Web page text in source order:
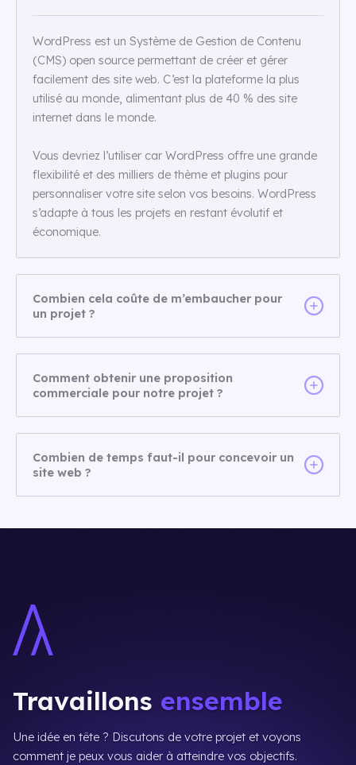
WordPress est un Système de Gestion de Contenu
(CMS) open source permettant de créer et gérer
facilement des site web. C’est la plateforme la plus
utilisé au monde, alimentant plus de 40 % des site
internet dans le monde.
Vous devriez l’utiliser car WordPress offre une grande
flexibilité et des milliers de thème et plugins pour
personnaliser votre site selon vos besoins. WordPress
s’adapte à tous les projets en restant évolutif et
économique.
Combien cela coûte de m’embaucher pour
un projet ?
Comment obtenir une proposition
commerciale pour notre projet ?
Combien de temps faut-il pour concevoir un
site web ?
Travaillons ensemble
Une idée en tête ? Discutons de votre projet et voyons
comment je peux vous aider à atteindre vos objectifs.